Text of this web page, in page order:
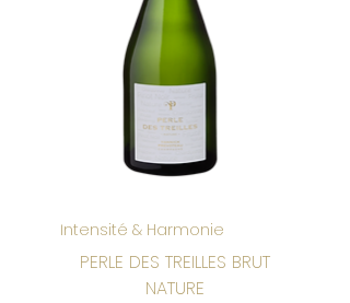
Intensité & Harmonie
PERLE DES TREILLES BRUT
NATURE